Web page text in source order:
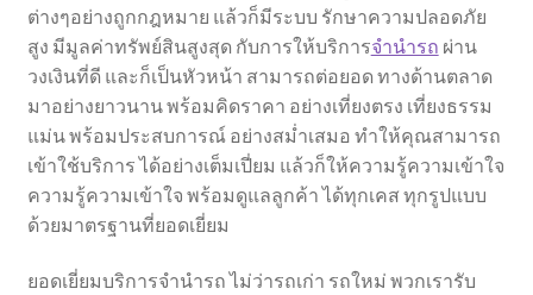
ต่างๆอย่างถูกกฎหมาย แล้วก็มีระบบ รักษาความปลอดภัย
สูง มีมูลค่าทรัพย์สินสูงสุด กับการให้บริการจำนำรถ ผ่าน
วงเงินที่ดี และก็เป็นหัวหน้า สามารถต่อยอด ทางด้านตลาด
มาอย่างยาวนาน พร้อมคิดราคา อย่างเที่ยงตรง เที่ยงธรรม
แม่น พร้อมประสบการณ์ อย่างสม่ำเสมอ ทำให้คุณสามารถ
เข้าใช้บริการ ได้อย่างเต็มเปี่ยม แล้วก็ให้ความรู้ความเข้าใจ
ความรู้ความเข้าใจ พร้อมดูแลลูกค้า ได้ทุกเคส ทุกรูปแบบ
ด้วยมาตรฐานที่ยอดเยี่ยม
ยอดเยี่ยมบริการจำนำรถ ไม่ว่ารถเก่า รถใหม่ พวกเรารับ